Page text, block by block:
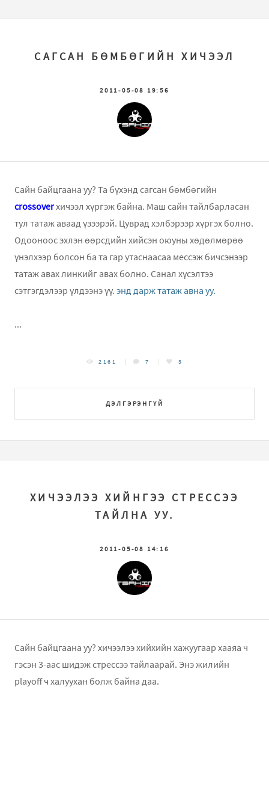
САГСАН БӨМБӨГИЙН ХИЧЭЭЛ
2011-05-08 19:56
Сайн байцгаана уу? Та бүхэнд сагсан бөмбөгийн
crossoverхичээл хүргэж байна. Маш сайн тайлбарласан
тул татаж аваад үзээрэй. Цуврад хэлбэрээр хүргэх болно.
Одооноос эхлэн өөрсдийн хийсэн оюуны хөдөлмөрөө
үнэлхээр болсон ба та гар утаснаасаа мессэж бичсэнээр
татаж авах линкийг авах болно. Санал хүсэлтээ
сэтгэгдэлээр үлдээнэ үү. энд дарж татаж авна уу.
...
ДЭЛГЭРЭНГҮЙ
2161 7 3
ХИЧЭЭЛЭЭ ХИЙНГЭЭ СТРЕССЭЭ
ТАЙЛНА УУ.
2011-05-08 14:16
Сайн байцгаана уу? хичээлээ хийхийн хажуугаар хааяа ч
гэсэн 3-аас шидэж стрессээ тайлаарай. Энэ жилийн
playoff ч халуухан болж байна даа.